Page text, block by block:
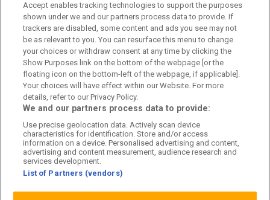
Kundtjänst
Sponsor: Rekatochklart
Annonsera på Fotbolldirekt
Redaktionell policy
Personuppgiftspolicy
Cookiepolicy
Arkiv
Accept enables tracking technologies to support the purposes
shown under we and our partners process data to provide. If
trackers are disabled, some content and ads you see may not
be as relevant to you. You can resurface this menu to change
your choices or withdraw consent at any time by clicking the
Show Purposes link on the bottom of the webpage [or the
floating icon on the bottom-left of the webpage, if applicable].
Your choices will have effect within our Website. For more
details, refer to our Privacy Policy.
We and our partners process data to provide:
Use precise geolocation data. Actively scan device
characteristics for identification. Store and/or access
information on a device. Personalised advertising and content,
advertising and content measurement, audience research and
services development.
List of Partners (vendors)